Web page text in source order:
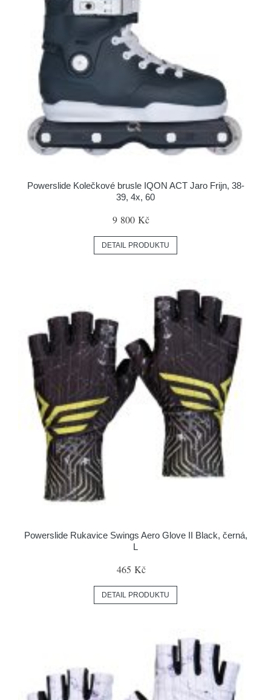
Powerslide Kolečkové brusle IQON ACT Jaro Frijn, 38-
39, 4x, 60
9 800 Kč
DETAIL PRODUKTU
Powerslide Rukavice Swings Aero Glove II Black, černá,
L
465 Kč
DETAIL PRODUKTU